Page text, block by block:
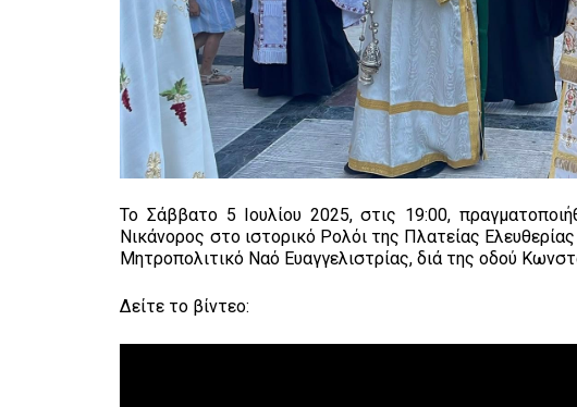
Το Σάββατο 5 Ιουλίου 2025, στις 19:00,
Νικάνορος στο ιστορικό Ρολόι της Πλατείας
Μητροπολιτικό Ναό Ευαγγελιστρίας, διά της οδού
Δείτε το βίντεο: